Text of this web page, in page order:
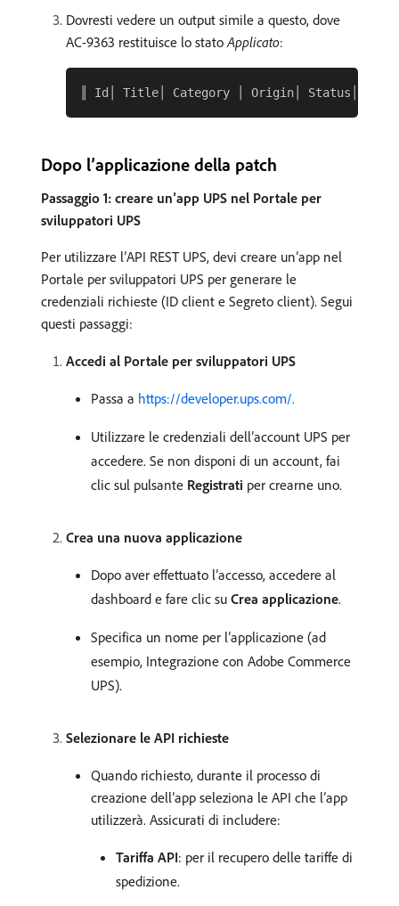
Dovresti vedere un output simile a questo, dove
AC-9363 restituisce lo statoApplicato:
Dopo l’applicazione della patch
Passaggio 1: creare un’app UPS nel Portale per
sviluppatori UPS
Per utilizzare l’API REST UPS, devi creare un’app nel
Portale per sviluppatori UPS per generare le
credenziali richieste (ID client e Segreto client). Segui
questi passaggi:
Accedi al Portale per sviluppatori UPS
Passa a https://developer.ups.com/.
Utilizzare le credenziali dell’account UPS per
accedere. Se non disponi di un account, fai
clic sul pulsante Registrati per crearne uno.
Crea una nuova applicazione
Dopo aver effettuato l’accesso, accedere al
dashboard e fare clic su Crea applicazione.
Specifica un nome per l’applicazione (ad
esempio, Integrazione con Adobe Commerce
UPS).
Selezionare le API richieste
Quando richiesto, durante il processo di
creazione dell’app seleziona le API che l’app
utilizzerà. Assicurati di includere:
Tariffa API: per il recupero delle tariffe di
spedizione.